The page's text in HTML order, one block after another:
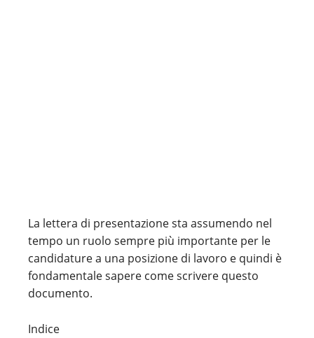
La lettera di presentazione sta assumendo nel
tempo un ruolo sempre più importante per le
candidature a una posizione di lavoro e quindi è
fondamentale sapere come scrivere questo
documento.
Indice